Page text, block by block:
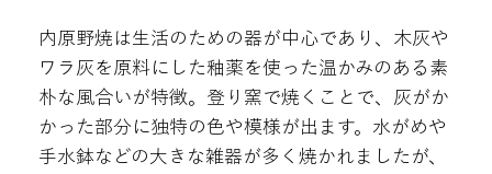
内原野焼は生活のための器が中心であり、木灰や
ワラ灰を原料にした釉薬を使った温かみのある素
朴な風合いが特徴。登り窯で焼くことで、灰がか
かった部分に独特の色や模様が出ます。水がめや
手水鉢などの大きな雑器が多く焼かれましたが、